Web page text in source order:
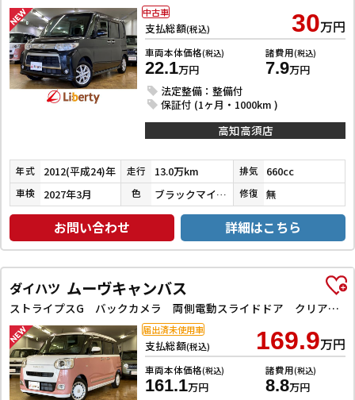
支払総額(税込) 30万円
車両本体価格(税込)
22.1万円
諸費用(税込)
7.9万円
法定整備：整備付
保証付 (1ヶ月・1000km )
中古車
高知高須店
年式 2012(平成24)年 走行 13.0万km 排気 660cc
車検 2027年3月 色 ブラックマイカメタリック 修復 無
お問い合わせ 詳細はこちら
ダイハツ ムーヴキャンバス
ストライプスG バックカメラ 両側電動スライドドア クリアランスソナー 衝突被害軽減システム オートライト LEDヘッドランプ スマートキー アイドリングストップ 電動格納ミラー シートヒーター ベンチシート CVT
支払総額(税込) 169.9万円
車両本体価格(税込)
161.1万円
諸費用(税込)
8.8万円
届出済未使用車